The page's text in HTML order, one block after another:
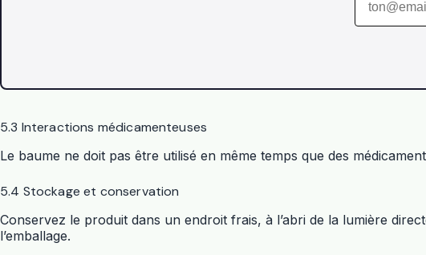
5.3 Interactions médicamenteuses
Le baume ne doit pas être utilisé en même temps que des
5.4 Stockage et conservation
Conservez le produit dans un endroit frais, à l’abri de la lumière
l’emballage.